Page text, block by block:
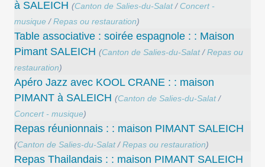
à SALEICH (Canton de Salies-du-Salat/ Concert -
musique/Repas ou restauration)
Table associative : soirée espagnole : : Maison
Pimant SALEICH (Canton de Salies-du-Salat/Repas ou
restauration)
Apéro Jazz avec KOOL CRANE : : maison
PIMANT à SALEICH (Canton de Salies-du-Salat/
Concert - musique)
Repas réunionnais : : maison PIMANT SALEICH
(Canton de Salies-du-Salat/Repas ou restauration)
Repas Thailandais : : maison PIMANT SALEICH